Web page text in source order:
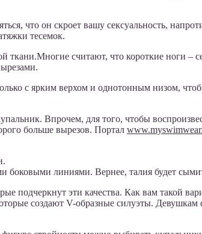
что он скроет вашу сексуальность,
тесемок.
ткани.Многие считают, что короткие ноги –
с ярким верхом и однотонным низом,
Впрочем, для того, чтобы
больше вырезов. Портал
боковыми линиями. Вернее, талия будет
эти качества. Как вам такой
создают V-образные силуэты.